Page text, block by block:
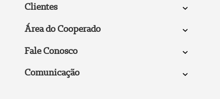
Clientes
Área do Cooperado
Fale Conosco
Comunicação